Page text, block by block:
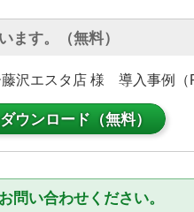
ます。（無料）
沢エスタ店 様 導入事例（
ウンロード（無料）
問い合わせください。